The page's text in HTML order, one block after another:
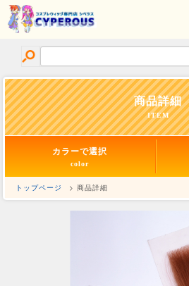
商品詳細
ITEM
カラーで選択
color
トップページ > 商品詳細